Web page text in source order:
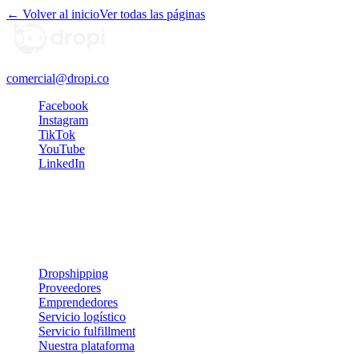
← Volver al inicioVer todas las páginas
comercial@dropi.co
Facebook
Instagram
TikTok
YouTube
LinkedIn
Dropshipping
Proveedores
Emprendedores
Servicio logístico
Servicio fulfillment
Nuestra plataforma